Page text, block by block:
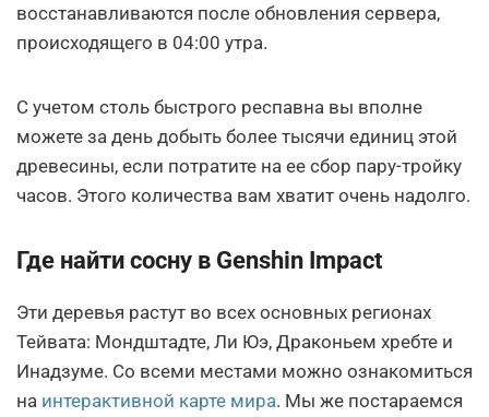
восстанавливаются после обновления сервера,
происходящего в 04:00 утра.
С учетом столь быстрого респавна вы вполне
можете за день добыть более тысячи единиц этой
древесины, если потратите на ее сбор пару-тройку
часов. Этого количества вам хватит очень надолго.
Где найти сосну в Genshin Impact
Эти деревья растут во всех основных регионах
Тейвата: Мондштадте, Ли Юэ, Драконьем хребте и
Инадзуме. Со всеми местами можно ознакомиться
на интерактивной карте мира. Мы же постараемся